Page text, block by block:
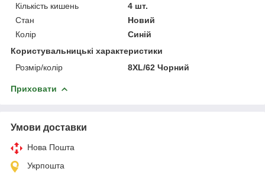
Кількість кишень
4 шт.
Стан
Новий
Колір
Синій
Користувальницькі характеристики
Розмір/колір
8XL/62 Чорний
Приховати
Умови доставки
Нова Пошта
Укрпошта